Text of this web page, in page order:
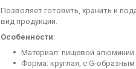
Позволяет готовить, хранить и
вид продукции.
Особенности:
Материал: пищевой алюминий
Форма: круглая, с G-